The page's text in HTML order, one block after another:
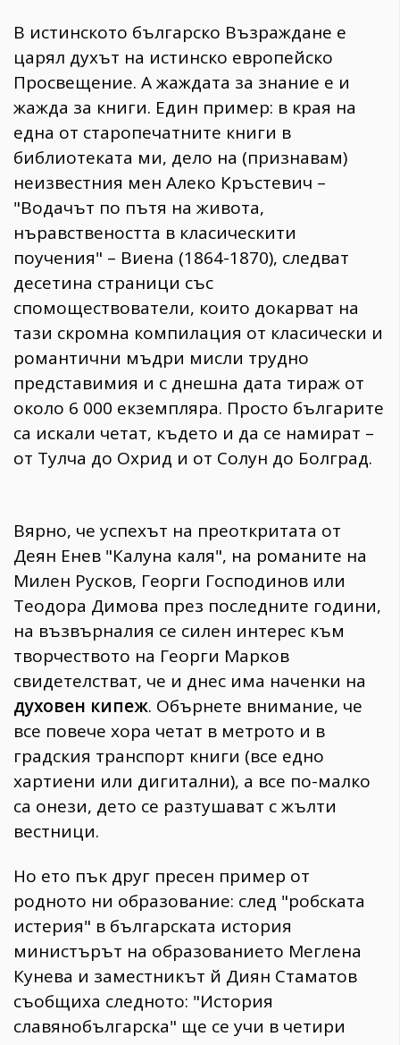
В истинското българско Възраждане е
царял духът на истинско европейско
Просвещение. А жаждата за знание е и
жажда за книги. Един пример: в края на
една от старопечатните книги в
библиотеката ми, дело на (признавам)
неизвестния мен Алеко Кръстевич –
"Водачът по пътя на живота,
нъравствеността в класическити
поучения" – Виена (1864-1870), следват
десетина страници със
спомоществователи, които докарват на
тази скромна компилация от класически и
романтични мъдри мисли трудно
представимия и с днешна дата тираж от
около 6 000 екземпляра. Просто българите
са искали четат, където и да се намират –
от Тулча до Охрид и от Солун до Болград.
Вярно, че успехът на преоткритата от
Деян Енев "Калуна каля", на романите на
Милен Русков, Георги Господинов или
Теодора Димова през последните години,
на възвърналия се силен интерес към
творчеството на Георги Марков
свидетелстват, че и днес има наченки на
духовен кипеж. Обърнете внимание, че
все повече хора четат в метрото и в
градския транспорт книги (все едно
хартиени или дигитални), а все по-малко
са онези, дето се разтушават с жълти
вестници.
Но ето пък друг пресен пример от
родното ни образование: след "робската
истерия" в българската история
министърът на образованието Меглена
Кунева и заместникът й Диян Стаматов
съобщиха следното: "История
славянобългарска" ще се учи в четири